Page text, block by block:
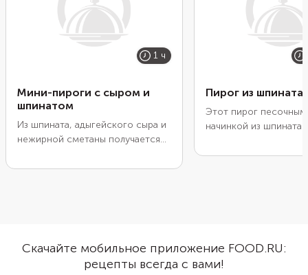
1 ч
Мини-пироги с сыром и
шпинатом
Из шпината, адыгейского сыра и
нежирной сметаны получается
вкусная начинка для мини-
порционные формы. По
желанию приправьте начинку
Пирог из шпината
Этот пирог
начинкой из шпината
нашем рецепте
маслом. Посыпать
перед выпеканием не
обязательно, но сыр
Скачайте мобильное приложение FOOD.RU:
рецепты всегда с вами!